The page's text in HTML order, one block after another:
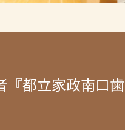
『都立家政南口歯